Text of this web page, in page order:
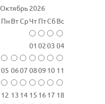
Октябрь 2026
Пн ВтСрЧт ПтСбВс
01 0203 04
05 0607 0809 10 11
12 13 14 15 16 17 18